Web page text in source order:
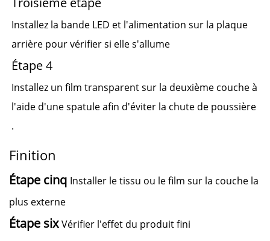
Installez la bande LED et l'alimentation sur la plaque
arrière pour vérifier si elle s'allume
Étape 4
Installez un film transparent sur la deuxième couche à
l'aide d'une spatule afin d'éviter la chute de poussière
.
Finition
Étape cinq Installer le tissu ou le film sur la couche la
plus externe
Étape sixVérifier l'effet du produit fini